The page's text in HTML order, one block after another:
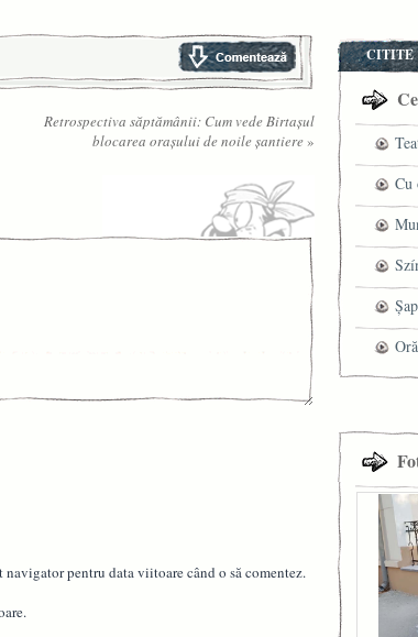
Retrospectiva săptămânii: Cum vede Birtașul
blocarea orașului de noile șantiere»
pentru data viitoare când o să comentez.
CITITE
Cu